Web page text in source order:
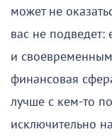
может не
вас не подведет:
и
финансовая
лучше с кем-то
исключительно